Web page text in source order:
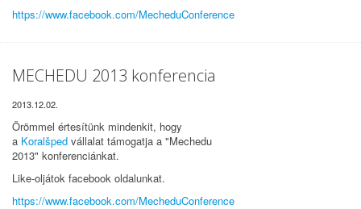
https://www.facebook.com/MecheduConference
MECHEDU 2013 konferencia
2013.12.02.
Örömmel értesítünk mindenkit, hogy
a Koralšped vállalat támogatja a "Mechedu
2013" konferenciánkat.
Like-oljátok facebook oldalunkat.
https://www.facebook.com/MecheduConference